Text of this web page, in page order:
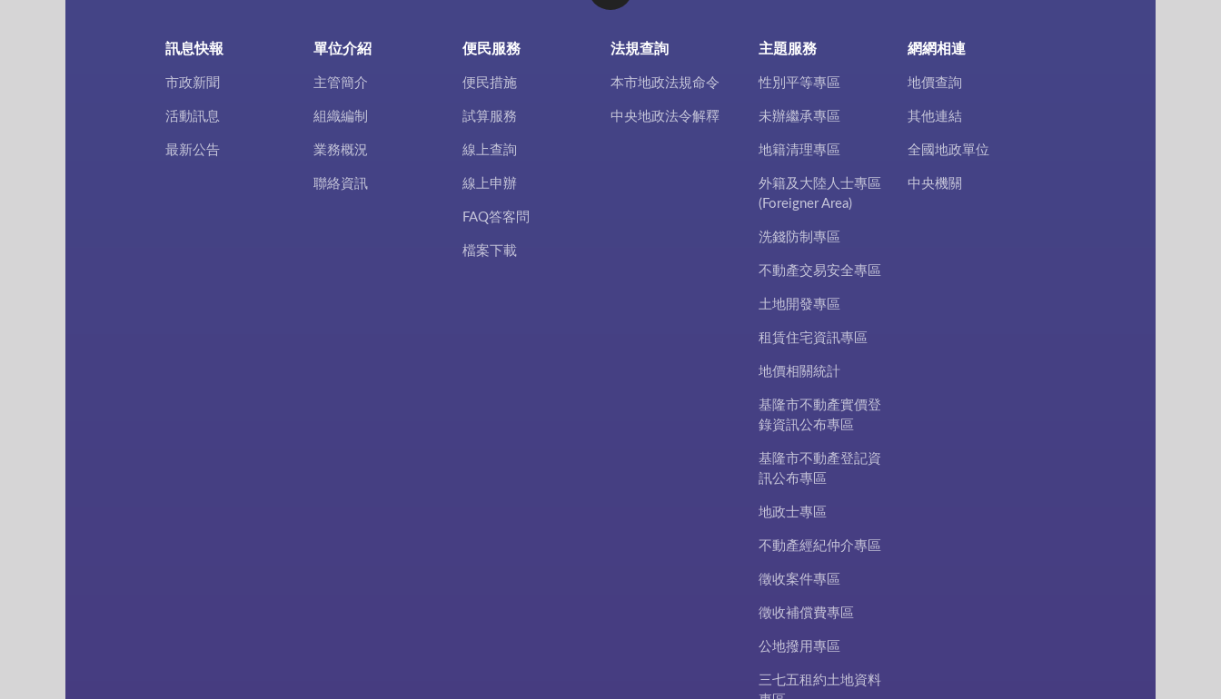
訊息快報
市政新聞
活動訊息
最新公告
單位介紹
主管簡介
組織編制
業務概況
聯絡資訊
便民服務
便民措施
試算服務
線上查詢
線上申辦
FAQ答客問
檔案下載
法規查詢
本市地政法規命令
中央地政法令解釋
主題服務
性別平等專區
未辦繼承專區
地籍清理專區
外籍及大陸人士專區
(Foreigner Area)
洗錢防制專區
不動產交易安全專區
土地開發專區
租賃住宅資訊專區
地價相關統計
基隆市不動產實價登
錄資訊公布專區
基隆市不動產登記資
訊公布專區
地政士專區
不動產經紀仲介專區
徵收案件專區
徵收補償費專區
公地撥用專區
三七五租約土地資料
網網相連
地價查詢
其他連結
全國地政單位
中央機關